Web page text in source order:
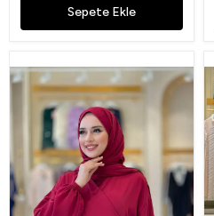
Sepete Ekle